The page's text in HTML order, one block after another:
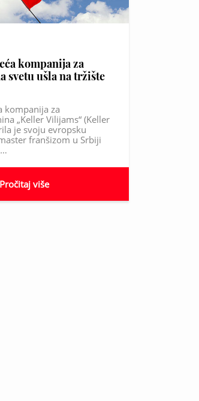
kompanija za
svetu ušla na tržište
kompanija za
„Keller Vilijams“ (Keller
je svoju evropsku
franšizom u Srbiji
Pročitaj više